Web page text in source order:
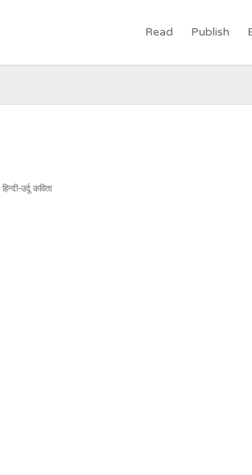
Read Publish
हिन्दी-उर्दू कविता